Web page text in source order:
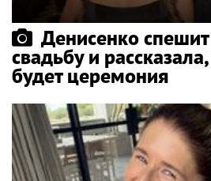
Денисенко
свадьбу и
будет церемония